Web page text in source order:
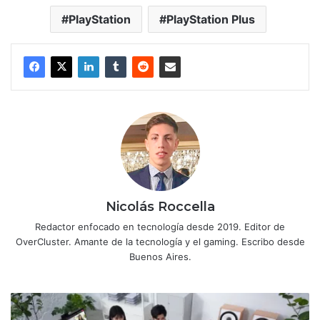
PlayStation PlayStation Plus
Nicolás Roccella
Redactor enfocado en tecnología desde 2019. Editor de
OverCluster. Amante de la tecnología y el gaming. Escribo desde
Buenos Aires.
Qué
significa